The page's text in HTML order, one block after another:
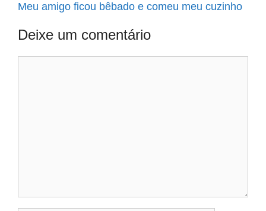
Meu amigo ficou bêbado e comeu meu cuzinho
Deixe um comentário